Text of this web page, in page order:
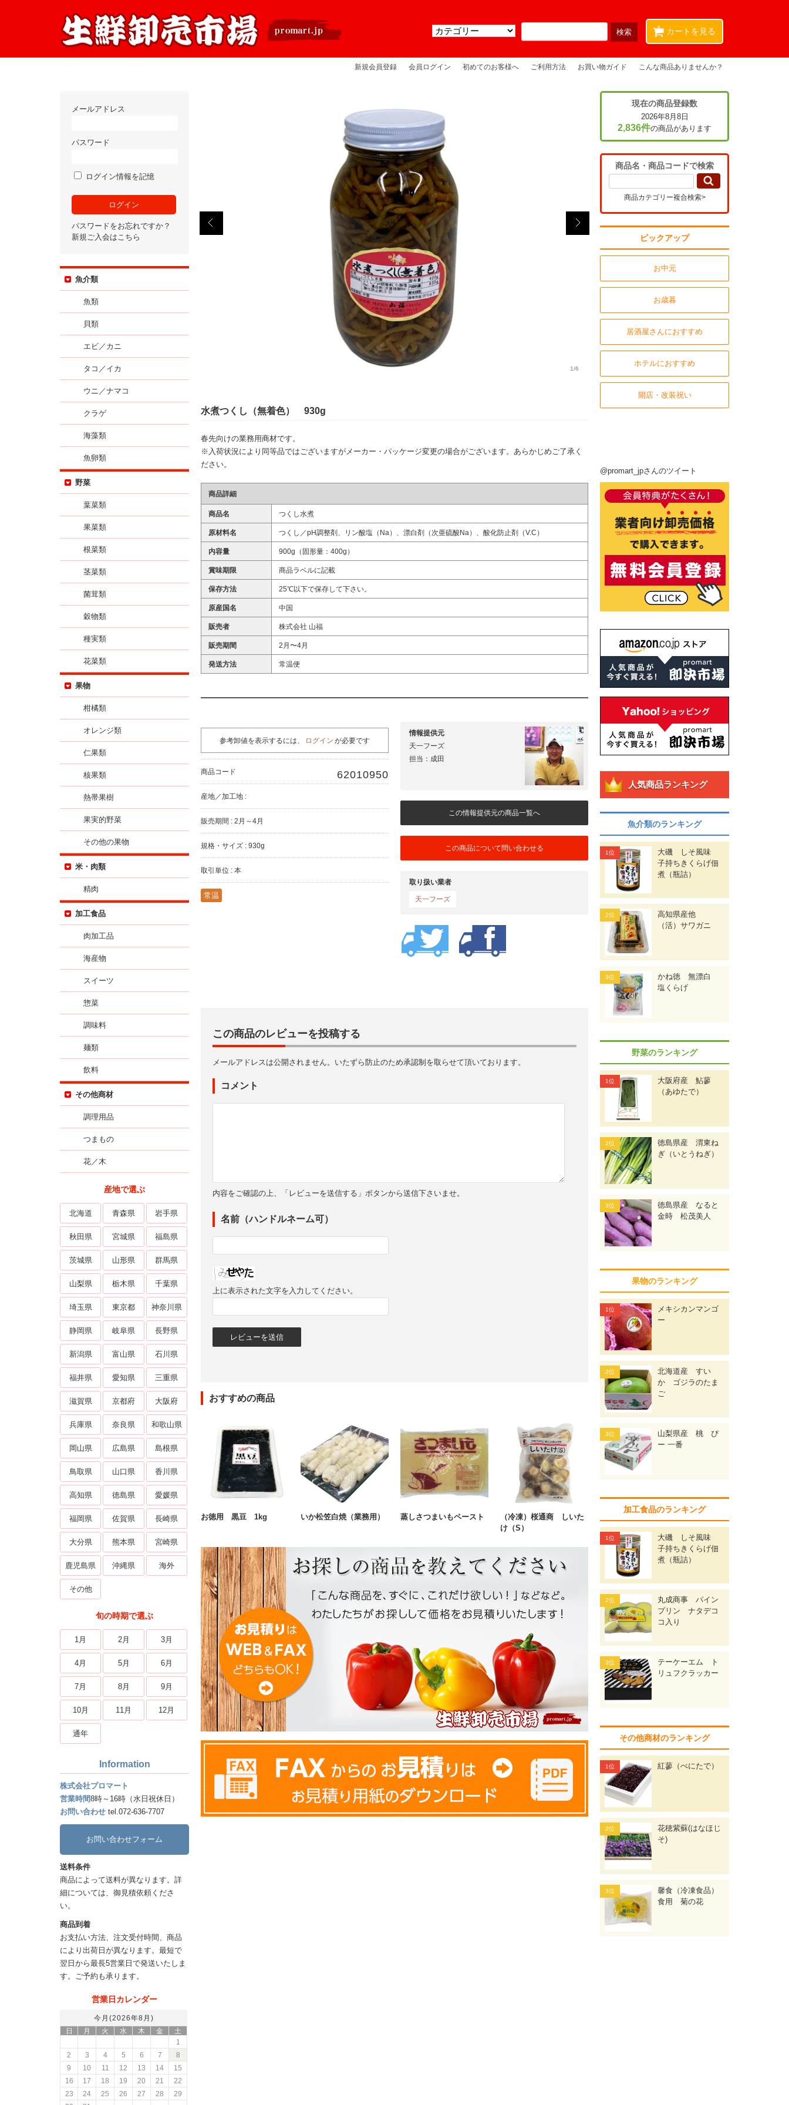
カートを見る
0
新規会員登録 会員ログイン 初めてのお客様へ ご利用方法 お買い物ガイド こんな商品ありませんか？
1/6
水煮つくし（無着色） 930g
春先向けの業務用商材です。
※入荷状況により同等品ではございますがメーカー・パッケージ変更の場合がございます。あらかじめご了承く
ださい。
商品詳細
商品名 つくし水煮
原材料名 つくし／pH調整剤、リン酸塩（Na）、漂白剤（次亜硫酸Na）、酸化防止剤（V.C）
内容量 900g（固形量：400g）
賞味期限 商品ラベルに記載
保存方法 25℃以下で保存して下さい。
原産国名 中国
販売者 株式会社 山福
販売期間 2月〜4月
発送方法 常温便
参考卸値を表示するには、 ログイン が必要です
商品コード 62010950
産地／加工地 :
販売期間 : 2月～4月
規格・サイズ : 930g
取引単位 : 本
常温
情報提供元
天一フーズ
担当：成田
この情報提供元の商品一覧へ
この商品について問い合わせる
取り扱い業者
天一フーズ
この商品のレビューを投稿する
メールアドレスは公開されません。いたずら防止のため承認制を取らせて頂いております。
コメント
内容をご確認の上、「レビューを送信する」ボタンから送信下さいませ。
名前（ハンドルネーム可）
上に表示された文字を入力してください。
おすすめの商品
お徳用 黒豆 1kg いか松笠白焼（業務用） 蒸しさつまいもペースト
（冷凍）桜通商 しいた
け（S）
メールアドレス
パスワード
ログイン情報を記憶
パスワードをお忘れですか？
新規ご入会はこちら
魚介類
魚類
貝類
エビ／カニ
タコ／イカ
ウニ／ナマコ
クラゲ
海藻類
魚卵類
野菜
葉菜類
果菜類
根菜類
茎菜類
菌茸類
穀物類
種実類
花菜類
果物
柑橘類
オレンジ類
仁果類
核果類
熱帯果樹
果実的野菜
その他の果物
米・肉類
精肉
加工食品
肉加工品
海産物
スイーツ
惣菜
調味料
麺類
飲料
その他商材
調理用品
つまもの
花／木
産地で選ぶ
北海道 青森県 岩手県
秋田県 宮城県 福島県
茨城県 山形県 群馬県
山梨県 栃木県 千葉県
埼玉県 東京都 神奈川県
静岡県 岐阜県 長野県
新潟県 富山県 石川県
福井県 愛知県 三重県
滋賀県 京都府 大阪府
兵庫県 奈良県 和歌山県
岡山県 広島県 島根県
鳥取県 山口県 香川県
高知県 徳島県 愛媛県
福岡県 佐賀県 長崎県
大分県 熊本県 宮崎県
鹿児島県 沖縄県 海外
その他
旬の時期で選ぶ
1月 2月 3月
4月 5月 6月
7月 8月 9月
10月 11月 12月
通年
Information
株式会社プロマート
営業時間8時～16時（水日祝休日）
お問い合わせ tel.072-636-7707
お問い合わせフォーム
送料条件
商品によって送料が異なります。詳
細については、御見積依頼くださ
い。
商品到着
お支払い方法、注文受付時間、商品
により出荷日が異なります。最短で
翌日から最長5営業日で発送いたしま
す。ご予約も承ります。
営業日カレンダー
今月(2026年8月)
日
月 火 水 木 金
土
1
2
3 4 5 6 7
8
9
10 11 12 13 14
15
16
17 18 19 20 21
22
23
24 25 26 27 28
29
現在の商品登録数
2026年8月8日
2,836件の商品があります
商品名・商品コードで検索
商品カテゴリー複合検索>
ピックアップ
お中元
お歳暮
居酒屋さんにおすすめ
ホテルにおすすめ
開店・改装祝い
@promart_jpさんのツイート
人気商品ランキング
魚介類のランキング
大磯 しそ風味
子持ちきくらげ佃
煮（瓶詰）
高知県産他
（活）サワガニ
かね徳 無漂白
塩くらげ
野菜のランキング
大阪府産 鮎蓼
（あゆたで）
徳島県産 渭東ね
ぎ（いとうねぎ）
徳島県産 なると
金時 松茂美人
果物のランキング
メキシカンマンゴ
ー
北海道産 すい
か ゴジラのたま
ご
山梨県産 桃 ぴ
ー 一番
加工食品のランキング
大磯 しそ風味
子持ちきくらげ佃
煮（瓶詰）
丸成商事 パイン
プリン ナタデコ
コ入り
テーケーエム ト
リュフクラッカー
その他商材のランキング
紅蓼（べにたで）
花穂紫蘇(はなほじ
そ)
馨食（冷凍食品）
食用 菊の花